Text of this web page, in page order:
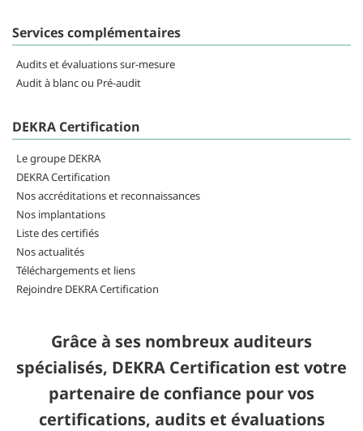
Services complémentaires
Audits et évaluations sur-mesure
Audit à blanc ou Pré-audit
DEKRA Certification
Le groupe DEKRA
DEKRA Certification
Nos accréditations et reconnaissances
Nos implantations
Liste des certifiés
Nos actualités
Téléchargements et liens
Rejoindre DEKRA Certification
Grâce à ses nombreux auditeurs
spécialisés, DEKRA Certification est votre
partenaire de confiance pour vos
certifications, audits et évaluations